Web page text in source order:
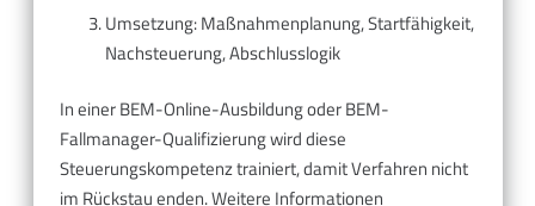
Umsetzung: Maßnahmenplanung, Startfähigkeit,
Nachsteuerung, Abschlusslogik
In einer BEM-Online-Ausbildung oder BEM-
Fallmanager-Qualifizierung wird diese
Steuerungskompetenz trainiert, damit Verfahren nicht
im Rückstau enden. Weitere Informationen